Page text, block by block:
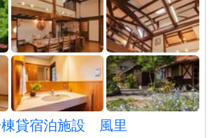
貸宿泊施設 風里